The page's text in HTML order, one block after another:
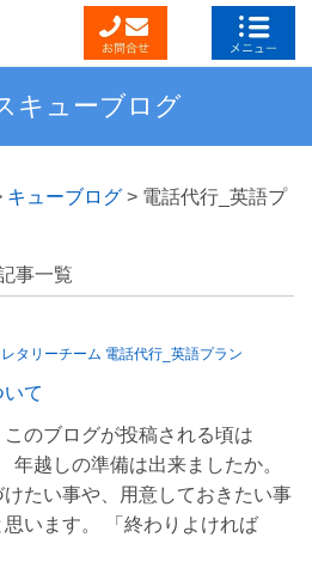
キューブログ
キューブログ > 電話代行_英語プ
事一覧
タリーチーム 電話代行_英語プラン
て
のブログが投稿される頃は
年越しの準備は出来ましたか。
たい事や、用意しておきたい事
思います。 「終わりよければ